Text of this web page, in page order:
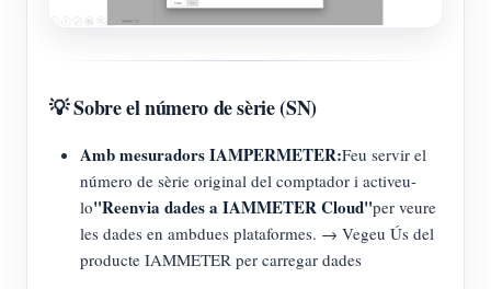
💡 Sobre el número de sèrie (SN)
Amb mesuradors IAMPERMETER:Feu servir el
número de sèrie original del comptador i activeu-
lo"Reenvia dades a IAMMETER Cloud"per veure
les dades en ambdues plataformes. → Vegeu Ús del
producte IAMMETER per carregar dades